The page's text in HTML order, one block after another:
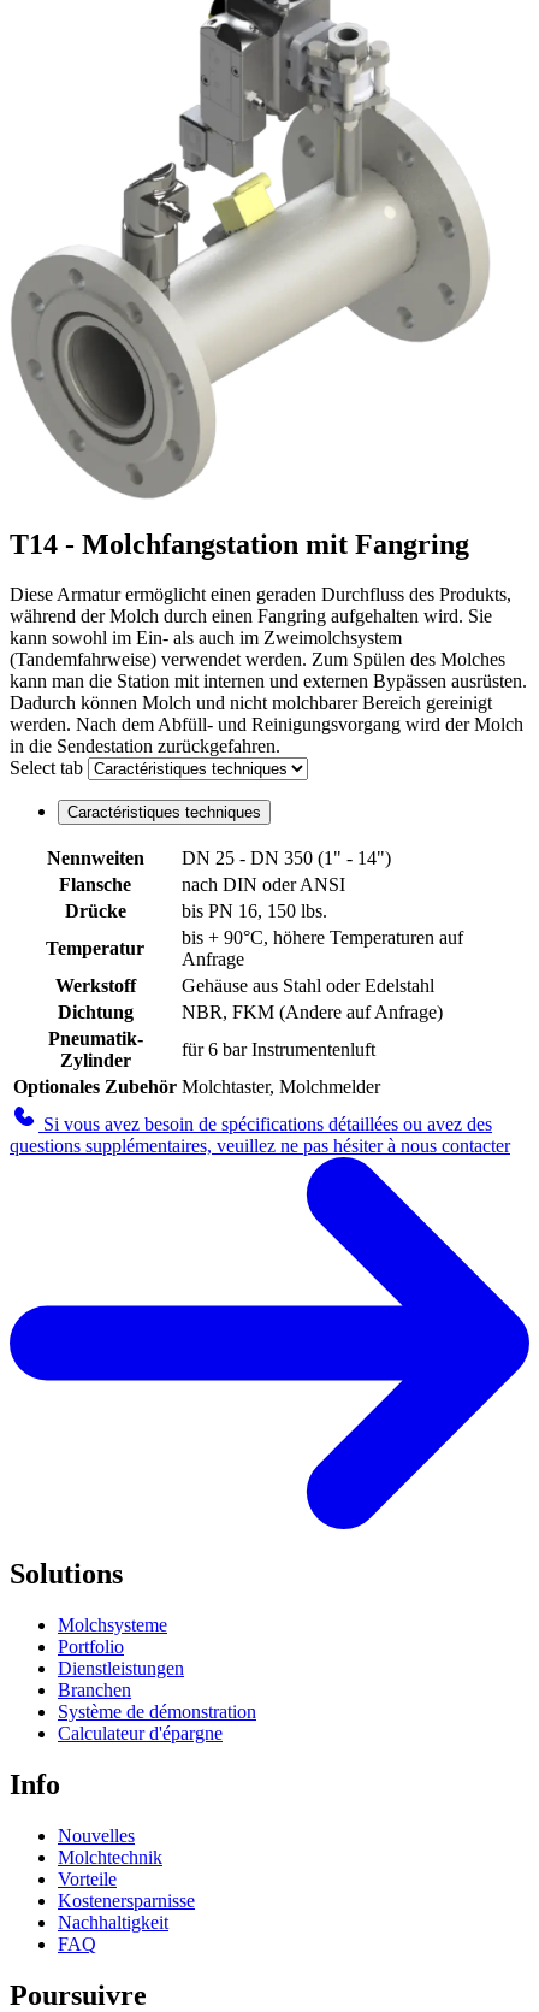
T14 - Molchfangstation mit Fangring
Diese Armatur ermöglicht einen geraden Durchfluss des Produkts,
während der Molch durch einen Fangring aufgehalten wird. Sie
kann sowohl im Ein- als auch im Zweimolchsystem
(Tandemfahrweise) verwendet werden. Zum Spülen des Molches
kann man die Station mit internen und externen Bypässen ausrüsten.
Dadurch können Molch und nicht molchbarer Bereich gereinigt
werden. Nach dem Abfüll- und Reinigungsvorgang wird der Molch
in die Sendestation zurückgefahren.
Select tab
Caractéristiques techniques
Nennweiten
DN 25 - DN 350 (1" - 14")
Flansche
nach DIN oder ANSI
Drücke
bis PN 16, 150 lbs.
Temperatur
bis + 90°C, höhere Temperaturen auf
Anfrage
Werkstoff
Gehäuse aus Stahl oder Edelstahl
Dichtung
NBR, FKM (Andere auf Anfrage)
Pneumatik-
Zylinder
für 6 bar Instrumentenluft
Optionales Zubehör Molchtaster, Molchmelder
Si vous avez besoin de spécifications détaillées ou avez des
questions supplémentaires, veuillez ne pas hésiter à nous contacter
Solutions
Molchsysteme
Portfolio
Dienstleistungen
Branchen
Système de démonstration
Calculateur d'épargne
Info
Nouvelles
Molchtechnik
Vorteile
Kostenersparnisse
Nachhaltigkeit
FAQ
Poursuivre